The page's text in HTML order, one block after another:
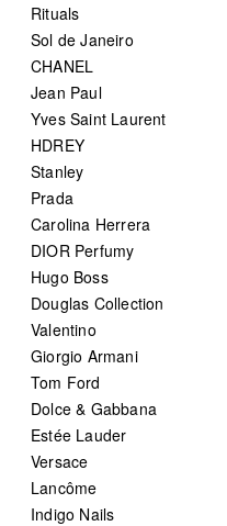
Rituals
Sol de Janeiro
CHANEL
Jean Paul
Yves Saint Laurent
HDREY
Stanley
Prada
Carolina Herrera
DIOR Perfumy
Hugo Boss
Douglas Collection
Valentino
Giorgio Armani
Tom Ford
Dolce & Gabbana
Estée Lauder
Versace
Lancôme
Indigo Nails